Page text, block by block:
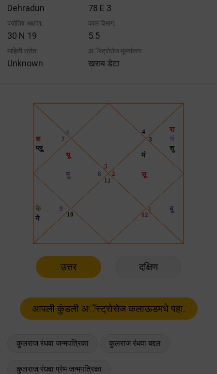
Dehradun 78 E 3
ज्योतिष अक्षांश:
30 N 19
काल विभाग:
5.5
माहिती स्रोत:
Unknown
अॅस्ट्रोसेज मूल्यांकन:
खराब डेटा
उत्तर दक्षिण
कुलराज रंधवा जन्मपत्रिका कुलराज रंधवा बद्दल
कुलराज रंधवा प्रेम जन्मपत्रिका